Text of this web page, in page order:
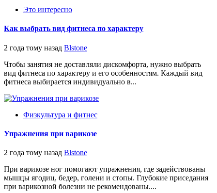
Это интересно
Как выбрать вид фитнеса по характеру
2 года тому назад Blstone
Чтобы занятия не доставляли дискомфорта, нужно выбрать
вид фитнеса по характеру и его особенностям. Каждый вид
фитнеса выбирается индивидуально в...
Физкультура и фитнес
Упражнения при варикозе
2 года тому назад Blstone
При варикозе ног помогают упражнения, где задействованы
мышцы ягодиц, бедер, голени и стопы. Глубокие приседания
при варикозной болезни не рекомендованы....